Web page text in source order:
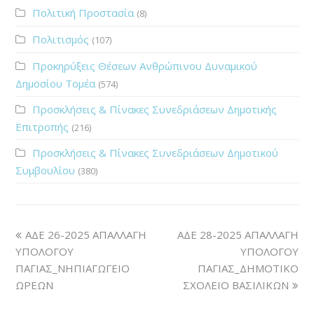
Πολιτική Προστασία (8)
Πολιτισμός (107)
Προκηρύξεις Θέσεων Ανθρώπινου Δυναμικού
Δημοσίου Τομέα (574)
Προσκλήσεις & Πίνακες Συνεδριάσεων Δημοτικής
Επιτροπής (216)
Προσκλήσεις & Πίνακες Συνεδριάσεων Δημοτικού
Συμβουλίου (380)
ΑΔΕ 26-2025 ΑΠΑΛΛΑΓΗ
ΥΠΟΛΟΓΟΥ
ΠΑΓΙΑΣ_ΝΗΠΙΑΓΩΓΕΙΟ
ΩΡΕΩΝ
ΑΔΕ 28-2025 ΑΠΑΛΛΑΓΗ
ΥΠΟΛΟΓΟΥ
ΠΑΓΙΑΣ_ΔΗΜΟΤΙΚΟ
ΣΧΟΛΕΙΟ ΒΑΣΙΛΙΚΩΝ